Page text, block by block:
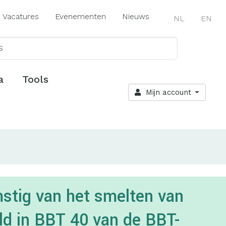
Vacatures Evenementen Nieuws NL EN
Tools
Mijn account
van het smelten van
in BBT 40 van de BBT-